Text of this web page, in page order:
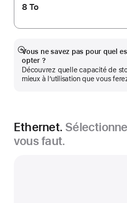
8 To
Vous ne savez pas pour quel
opter ?
Découvrez quelle capacité de
mieux à l’utilisation que vous
Afficher
plus
Ethernet.
vous faut.